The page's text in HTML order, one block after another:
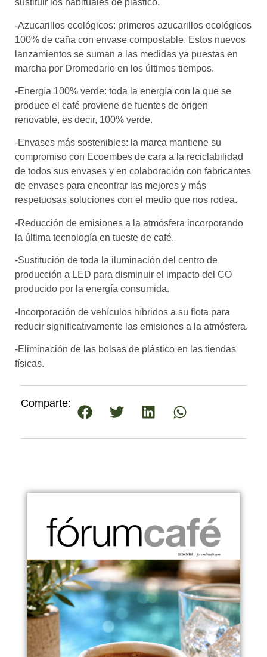
sustituir los habituales de plástico.
-Azucarillos ecológicos: primeros azucarillos ecológicos
100% de caña con envase compostable. Estos nuevos
lanzamientos se suman a las medidas ya puestas en
marcha por Dromedario en los últimos tiempos.
-Energía 100% verde: toda la energía con la que se
produce el café proviene de fuentes de origen
renovable, es decir, 100% verde.
-Envases más sostenibles: la marca mantiene su
compromiso con Ecoembes de cara a la reciclabilidad
de todos sus envases y en colaboración con fabricantes
de envases para encontrar las mejores y más
respetuosas soluciones con el medio que nos rodea.
-Reducción de emisiones a la atmósfera incorporando
la última tecnología en tueste de café.
-Sustitución de toda la iluminación del centro de
producción a LED para disminuir el impacto del CO
producido por la energía consumida.
-Incorporación de vehículos híbridos a su flota para
reducir significativamente las emisiones a la atmósfera.
-Eliminación de las bolsas de plástico en las tiendas
físicas.
Comparte: